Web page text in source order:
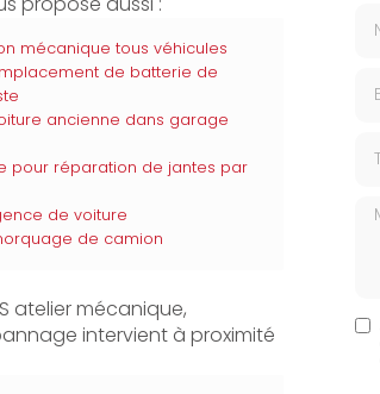
mécanique tous véhicules
de batterie de
ancienne dans garage
pour réparation de jantes par
de voiture
de camion
atelier mécanique,
intervient à proximité